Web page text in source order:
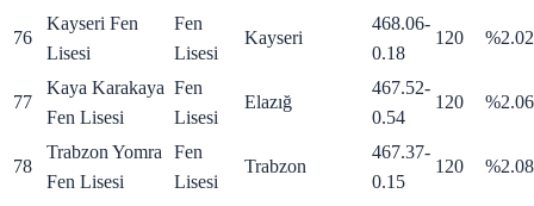
76
Kayseri Fen
Lisesi
Fen
Lisesi
Kayseri
468.06-
0.18
120 %2.02
77
Kaya Karakaya
Fen Lisesi
Fen
Lisesi
Elazığ
467.52-
0.54
120 %2.06
78
Trabzon Yomra
Fen Lisesi
Fen
Lisesi
Trabzon
467.37-
0.15
120 %2.08